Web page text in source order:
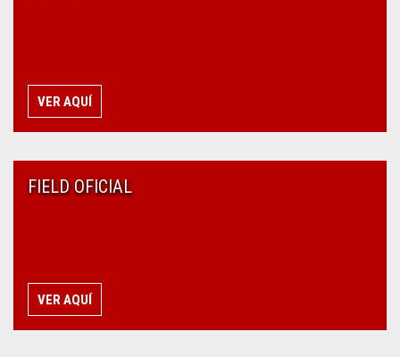
FIELD OFICIAL
VER AQUÍ
VER AQUÍ